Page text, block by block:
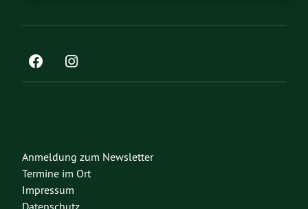
Anmeldung zum Newsletter
Termine im Ort
Impressum
Datenschutz